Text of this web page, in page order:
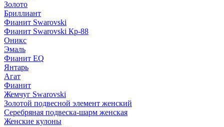
Золото
Бриллиант
Фианит Swarovski
Фианит Swarovski Кр-88
Оникс
Эмаль
Фианит EQ
Янтарь
Агат
Фианит
Жемчуг Swarovski
Золотой подвесной элемент женcкий
Серебряная подвеска-шарм женская
Женские кулоны